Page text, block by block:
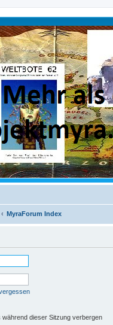
MyraForum Index
während dieser Sitzung verbergen